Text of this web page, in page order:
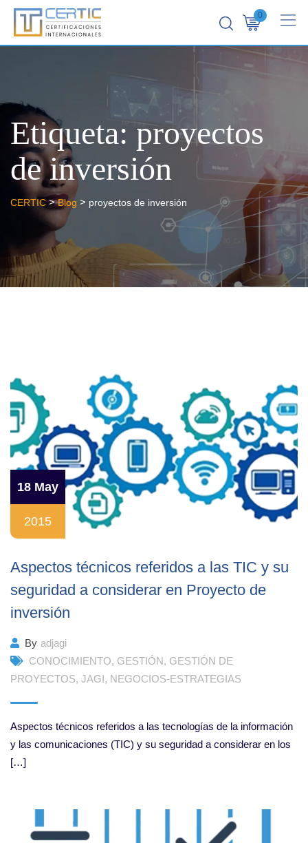
0
Etiqueta:proyectos
de inversión
CERTIC>Blog > proyectos de inversión
18 May
2015
Aspectos técnicos referidos a las TIC y su
seguridad a considerar en Proyecto de
inversión
By adjagi
CONOCIMIENTO, GESTIÓN, GESTIÓN DE
PROYECTOS, JAGI, NEGOCIOS-ESTRATEGIAS
Aspectos técnicos referidos a las tecnologías de la información
y las comunicaciones (TIC) y su seguridad a considerar en los
[…]